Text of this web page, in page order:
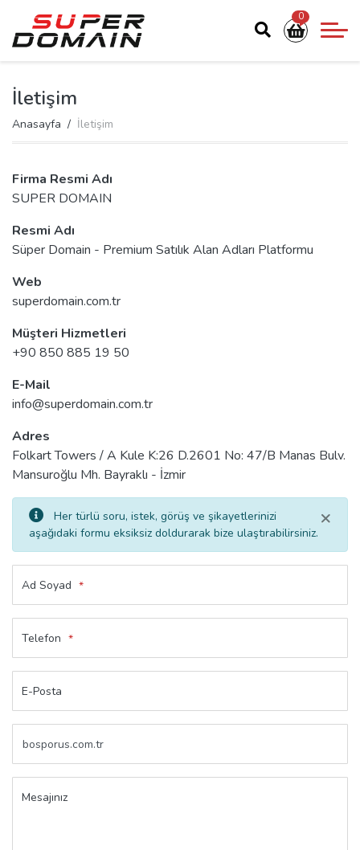
0
İletişim
Anasayfa İletişim
Firma Resmi Adı
SUPER DOMAIN
Resmi Adı
Süper Domain - Premium Satılık Alan Adları Platformu
Web
superdomain.com.tr
Müşteri Hizmetleri
+90 850 885 19 50
E-Mail
info@superdomain.com.tr
Adres
Folkart Towers / A Kule K:26 D.2601 No: 47/B Manas Bulv.
Mansuroğlu Mh. Bayraklı - İzmir
×
Her türlü soru, istek, görüş ve şikayetlerinizi
aşağıdaki formu eksiksiz doldurarak bize ulaştırabilirsiniz.
Ad Soyad *
Telefon *
E-Posta
Mesajınız